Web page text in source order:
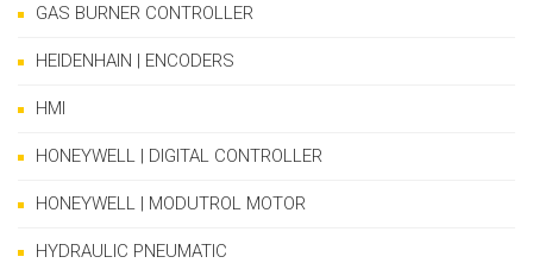
GAS BURNER CONTROLLER
HEIDENHAIN | ENCODERS
HMI
HONEYWELL | DIGITAL CONTROLLER
HONEYWELL | MODUTROL MOTOR
HYDRAULIC PNEUMATIC